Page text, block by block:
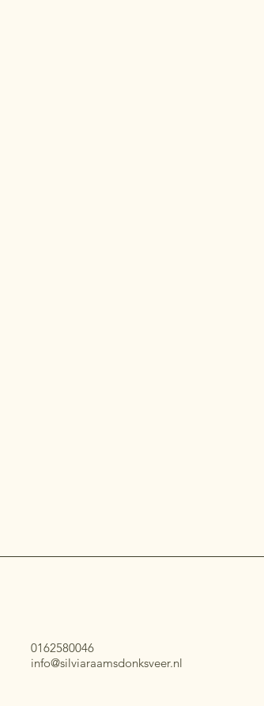
0162580046
info@silviaraamsdonksveer.nl